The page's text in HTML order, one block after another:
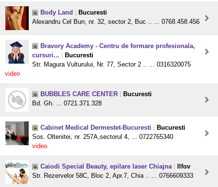
Body Land
Bucuresti
Alexandru Cel Bun, nr. 32, sector 2, Buc .. ... 0768.458.456
Bravory Academy - Centru de formare profesionala,
cursuri...
Bucuresti
Str. Magura Vulturului, Nr. 77, Sector 2 .. ... 0316320075
video
BUBBLES CARE CENTER
Bucuresti
Bd. Gh. ... 0721.371.328
Cabinet Medical Dermestet-Bucuresti
Bucuresti
Sos. Oltenitei, nr. 257A,sectorul 4, ... 0722765340
video
Caiodi Special Beauty, epilare laser Chiajna
Ilfov
Str. Rezervelor 58C, Bloc 2, Apr.7, Chia .. ... 0766609333